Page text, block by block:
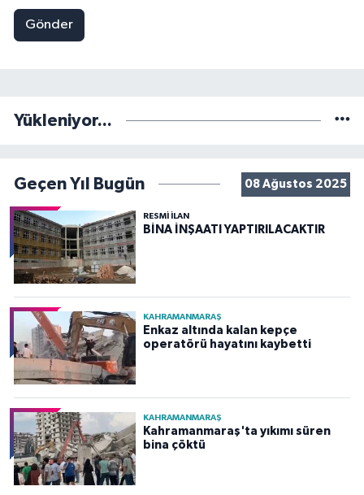
Gönder
Yükleniyor...
Geçen Yıl Bugün 08 Ağustos 2025
RESMİ İLAN
BİNA İNŞAATI YAPTIRILACAKTIR
KAHRAMANMARAŞ
Enkaz altında kalan kepçe
operatörü hayatını kaybetti
KAHRAMANMARAŞ
Kahramanmaraş'ta yıkımı süren
bina çöktü